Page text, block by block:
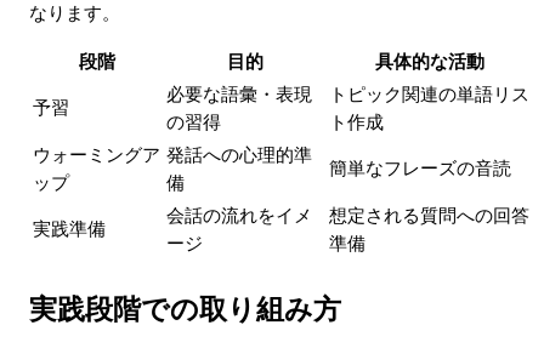
なります。
段階 目的 具体的な活動
予習
必要な語彙・表現
の習得
トピック関連の単語リス
ト作成
ウォーミングア
ップ
発話への心理的準
備
簡単なフレーズの音読
実践準備
会話の流れをイメ
ージ
想定される質問への回答
準備
実践段階での取り組み方